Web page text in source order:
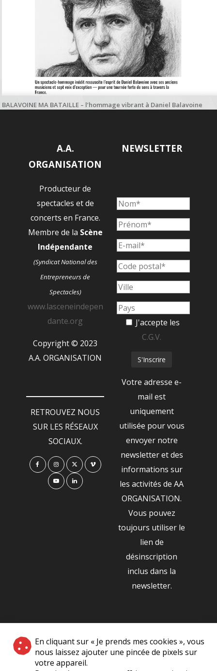
En cliquant sur « Je prends mes cookies », vous
nous laissez ajouter une pincée de pixels sur
votre appareil.
BALAVOINE MA BATAILLE – l’hommage vibrant à Daniel Balavoine
A.A.
ORGANISATION
Producteur de
spectacles et de
concerts en France.
Membre de la Scène
Indépendante
(Syndicat National des
Entrepreneurs de
Spectacles)
www.lasceneindepen
dante.org
Copyright © 2023
A.A. ORGANISATION
RETROUVEZ NOUS
SUR LES RÉSEAUX
SOCIAUX.
NEWSLETTER
J'accepte les
C.G.V.
Votre adresse e-
mail est
uniquement
utilisée pour vous
envoyer notre
newsletter et des
informations sur
les activités de AA
ORGANISATION.
Vous pouvez
toujours utiliser le
lien de
désinscription
inclus dans la
newsletter.
NOS PARTENAIRES
|